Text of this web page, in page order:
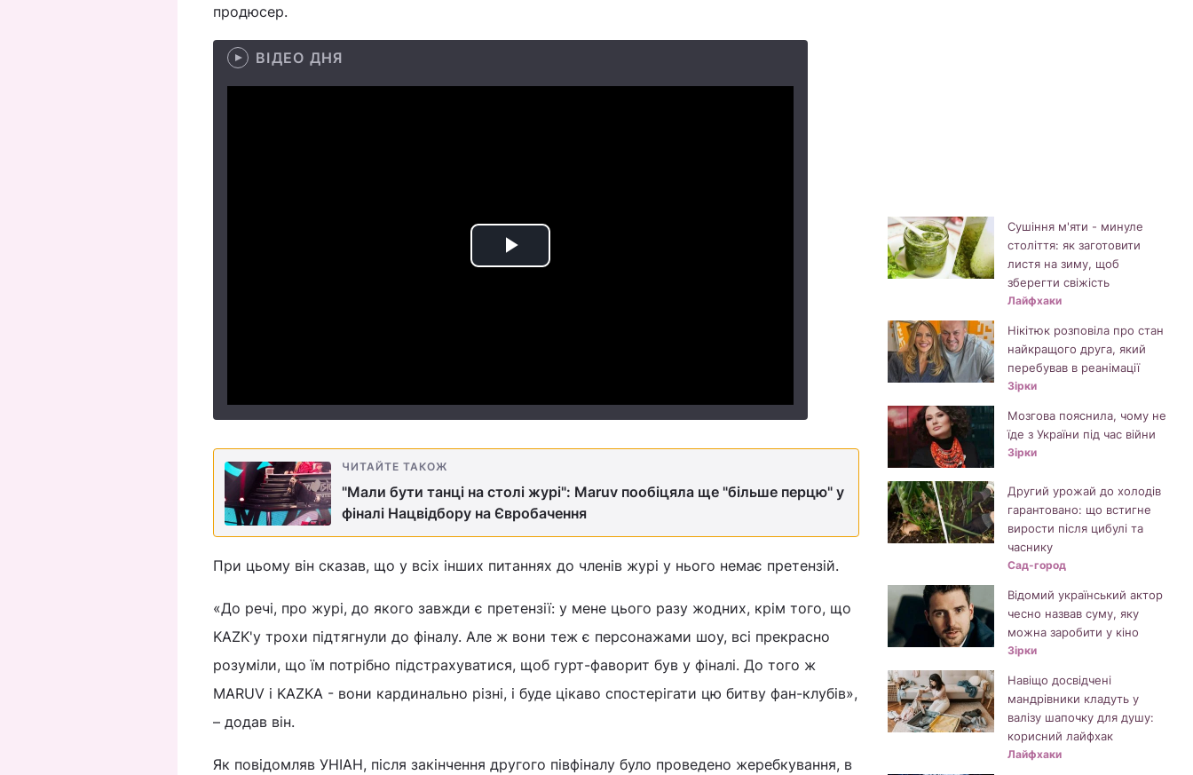
продюсер.
ВІДЕО ДНЯ
Play
ЧИТАЙТЕ ТАКОЖ
"Мали бути танці на столі журі": Maruv пообіцяла ще "більше перцю" у
фіналі Нацвідбору на Євробачення
При цьому він сказав, що у всіх інших питаннях до членів журі у нього немає претензій.
«До речі, про журі, до якого завжди є претензії: у мене цього разу жодних, крім того, що
KAZK'у трохи підтягнули до фіналу. Але ж вони теж є персонажами шоу, всі прекрасно
розуміли, що їм потрібно підстрахуватися, щоб гурт-фаворит був у фіналі. До того ж
MARUV і KAZKA - вони кардинально різні, і буде цікаво спостерігати цю битву фан-клубів»,
– додав він.
Як повідомляв УНІАН, після закінчення другого півфіналу було проведено жеребкування, в
Сушіння м'яти - минуле
століття: як заготовити
листя на зиму, щоб
зберегти свіжість
Лайфхаки
Нікітюк розповіла про стан
найкращого друга, який
перебував в реанімації
Зірки
Мозгова пояснила, чому не
їде з України під час війни
Зірки
Другий урожай до холодів
гарантовано: що встигне
вирости після цибулі та
часнику
Сад-город
Відомий український актор
чесно назвав суму, яку
можна заробити у кіно
Зірки
Навіщо досвідчені
мандрівники кладуть у
валізу шапочку для душу:
корисний лайфхак
Лайфхаки